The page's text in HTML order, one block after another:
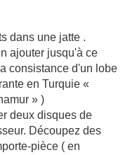
dans une jatte .
ajouter jusqu'à ce
consistance d'un lobe
en Turquie «
» )
deux disques de
Découpez des
pièce ( en